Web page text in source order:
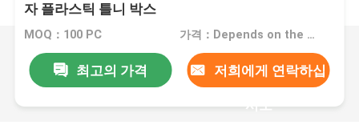
자 플라스틱 틀니 박스
MOQ：100 PC 가격：Depends on the order quantity
최고의 가격 저희에게 연락하십
시오